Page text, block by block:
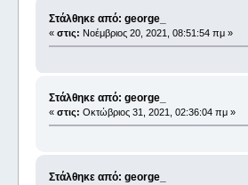
Στάλθηκε από: george_
« στις: Νοέμβριος 20, 2021, 08:51:54 πμ »
Στάλθηκε από: george_
« στις: Οκτώβριος 31, 2021, 02:36:04 πμ »
Στάλθηκε από: george_